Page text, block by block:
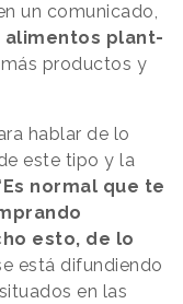
un comunicado,
plant-
productos y
hablar de lo
este tipo y la
Es normal que te
esto, de lo
está difundiendo
en las